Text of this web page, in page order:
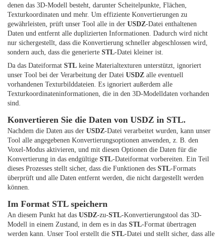
denen das 3D-Modell besteht, darunter Scheitelpunkte, Flächen,
Texturkoordinaten und mehr. Um effiziente Konvertierungen zu
gewährleisten, prüft unser Tool alle in der USDZ-Datei enthaltenen
Daten und entfernt alle duplizierten Informationen. Dadurch wird nicht
nur sichergestellt, dass die Konvertierung schneller abgeschlossen wird,
sondern auch, dass die generierte STL-Datei kleiner ist.
Da das Dateiformat STL keine Materialtexturen unterstützt, ignoriert
unser Tool bei der Verarbeitung der Datei USDZ alle eventuell
vorhandenen Texturbilddateien. Es ignoriert außerdem alle
Texturkoordinateninformationen, die in den 3D-Modelldaten vorhanden
sind.
Konvertieren Sie die Daten von USDZ in STL.
Nachdem die Daten aus der USDZ-Datei verarbeitet wurden, kann unser
Tool alle angegebenen Konvertierungsoptionen anwenden, z. B. den
Voxel-Modus aktivieren, und mit diesen Optionen die Daten für die
Konvertierung in das endgültige STL-Dateiformat vorbereiten. Ein Teil
dieses Prozesses stellt sicher, dass die Funktionen des STL-Formats
überprüft und alle Daten entfernt werden, die nicht dargestellt werden
können.
Im Format STL speichern
An diesem Punkt hat das USDZ-zu-STL-Konvertierungstool das 3D-
Modell in einem Zustand, in dem es in das STL-Format übertragen
werden kann. Unser Tool erstellt die STL-Datei und stellt sicher, dass alle